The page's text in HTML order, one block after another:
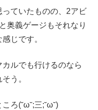
ていたものの、2アビ
奥義ゲージもそれなり
じです。
ルでも行けるのなら
う。
ろ(˘ω˘;三;˘ω˘)